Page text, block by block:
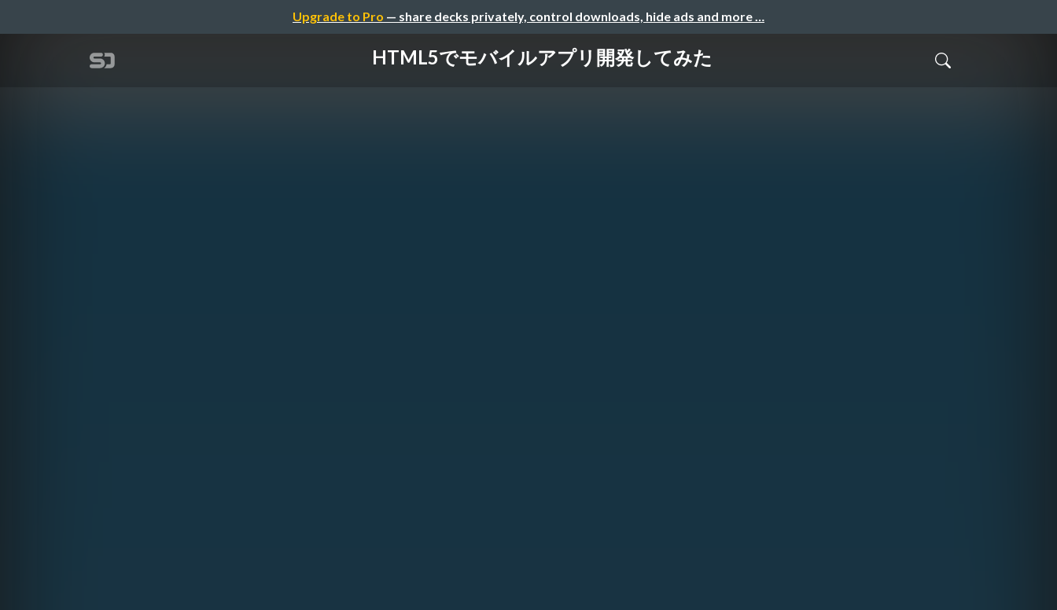
Upgrade to Pro — share decks privately, control downloads, hide ads and more …
HTML5でモバイルアプリ開発してみた